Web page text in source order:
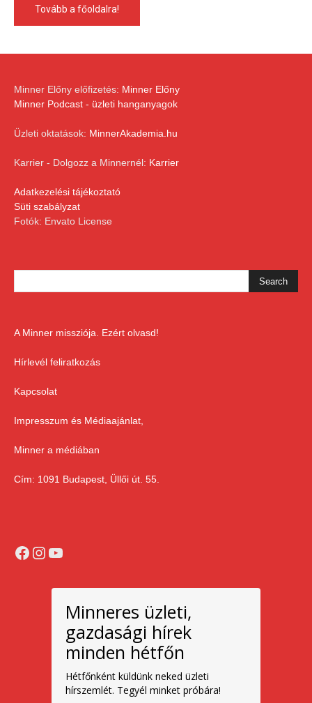
Tovább a főoldalra!
Minner Előny előfizetés: Minner Előny
Minner Podcast - üzleti hanganyagok
Üzleti oktatások: MinnerAkademia.hu
Karrier - Dolgozz a Minnernél: Karrier
Adatkezelési tájékoztató
Süti szabályzat
Fotók: Envato License
A Minner missziója. Ezért olvasd!
Hírlevél feliratkozás
Kapcsolat
Impresszum és Médiaajánlat,
Minner a médiában
Cím: 1091 Budapest, Üllői út. 55.
Facebook
Instagram
YouTube
Minneres üzleti,
gazdasági hírek
minden hétfőn
Hétfőnként küldünk neked üzleti
hírszemlét. Tegyél minket próbára!